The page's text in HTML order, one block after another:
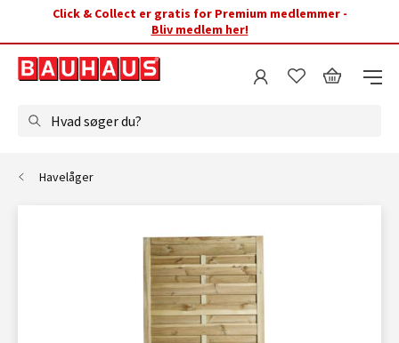
Click & Collect er gratis for Premium medlemmer -
Bliv medlem her!
Hvad søger du?
Havelåger